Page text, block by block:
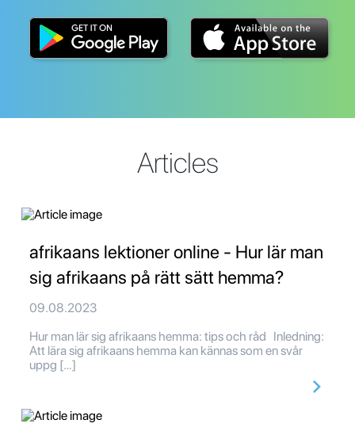
Articles
afrikaans lektioner online - Hur lär man
sig afrikaans på rätt sätt hemma?
09.08.2023
Hur man lär sig afrikaans hemma: tips och råd Inledning:
Att lära sig afrikaans hemma kan kännas som en svår
uppg […]